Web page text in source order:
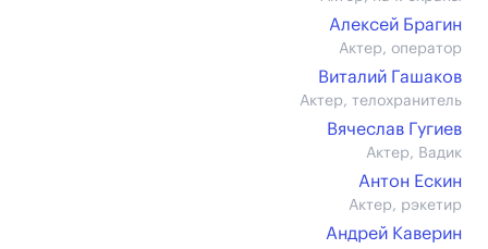
Алексей Брагин
Актер, оператор
Виталий Гашаков
Актер, телохранитель
Вячеслав Гугиев
Актер, Вадик
Антон Ескин
Актер, рэкетир
Андрей Каверин